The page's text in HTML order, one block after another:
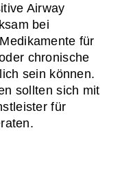
Airway
bei
für
chronische
sein können.
sollten sich mit
für